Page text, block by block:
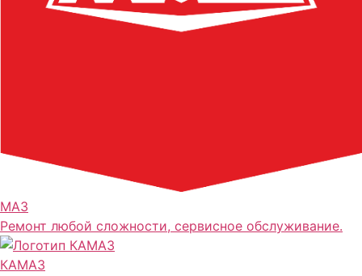
МАЗ
Ремонт любой сложности, сервисное обслуживание.
КАМАЗ